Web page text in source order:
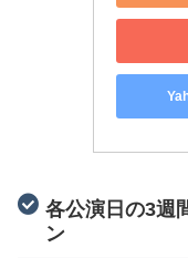
各公演日の3週
ン